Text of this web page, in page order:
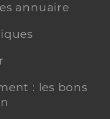
annuaire
: les bons